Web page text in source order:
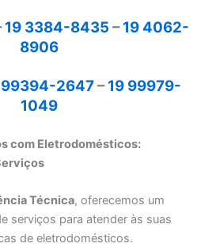
19 3384-8435 –19 4062-
8906
99394-2647–19 99979-
1049
com Eletrodomésticos:
Técnica, oferecemos um
serviços para atender às suas
de eletrodomésticos.